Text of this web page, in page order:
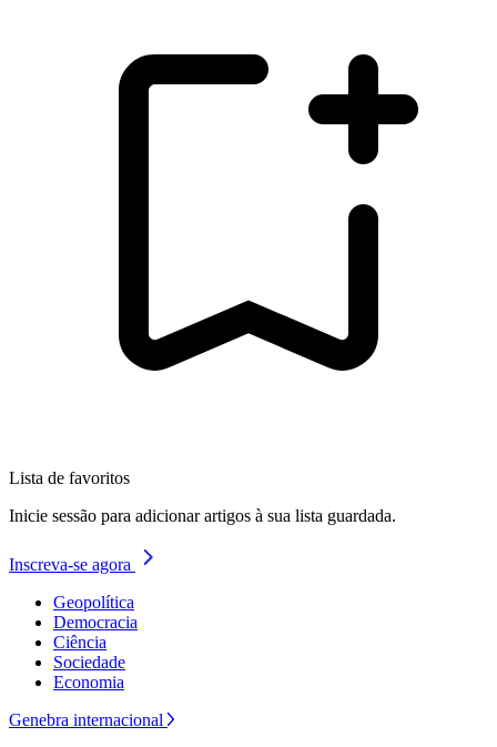
Lista de favoritos
Inicie sessão para adicionar artigos à sua lista guardada.
Inscreva-se agora
Geopolítica
Democracia
Ciência
Sociedade
Economia
Genebra internacional